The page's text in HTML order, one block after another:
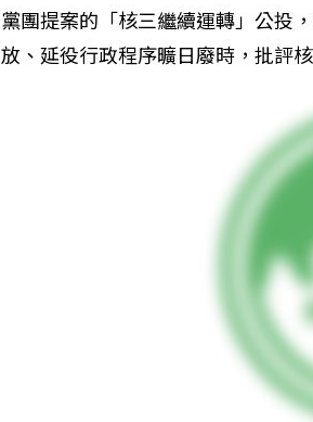
黨團提案的「核三繼續運轉」公投
放、延役行政程序曠日廢時，批評